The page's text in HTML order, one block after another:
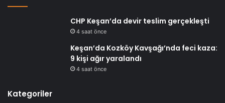
CHP Keşan’da devir teslim gerçekleşti
4 saat önce
Keşan’da Kozköy Kavşağı’nda feci kaza:
9 kişi ağır yaralandı
4 saat önce
Kategoriler